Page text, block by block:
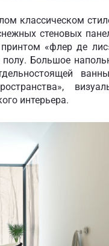
классическом
стеновых
«флер де
Большое
интерьера.